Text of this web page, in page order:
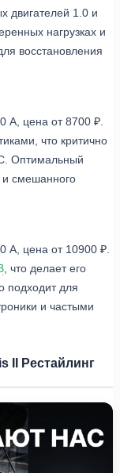
двигателей 1.0 и
нагрузках и
восстановления
А, цена от 8700 ₽.
что критично
Оптимальный
и смешанного
А, цена от 10900 ₽.
, что делает его
подходит для
и частыми
II Рестайлинг